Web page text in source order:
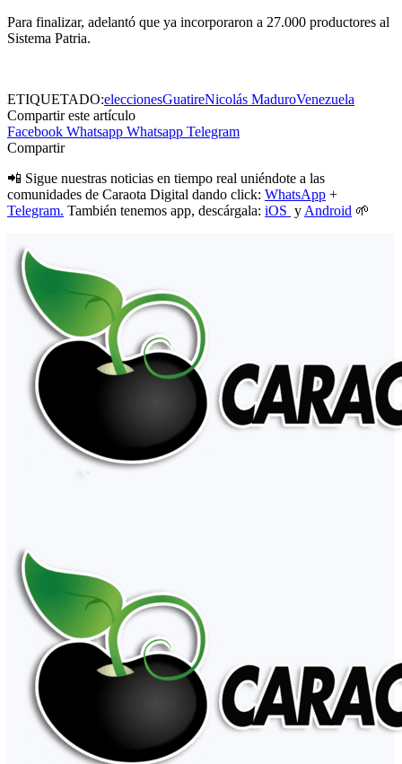
Para finalizar, adelantó que ya incorporaron a 27.000 productores al
Sistema Patria.
ETIQUETADO:eleccionesGuatireNicolás MaduroVenezuela
Compartir este artículo
Facebook Whatsapp Whatsapp Telegram
Compartir
📲 Sigue nuestras noticias en tiempo real uniéndote a las
comunidades de Caraota Digital dando click: WhatsApp +
Telegram. También tenemos app, descárgala: iOS y Android 🌱